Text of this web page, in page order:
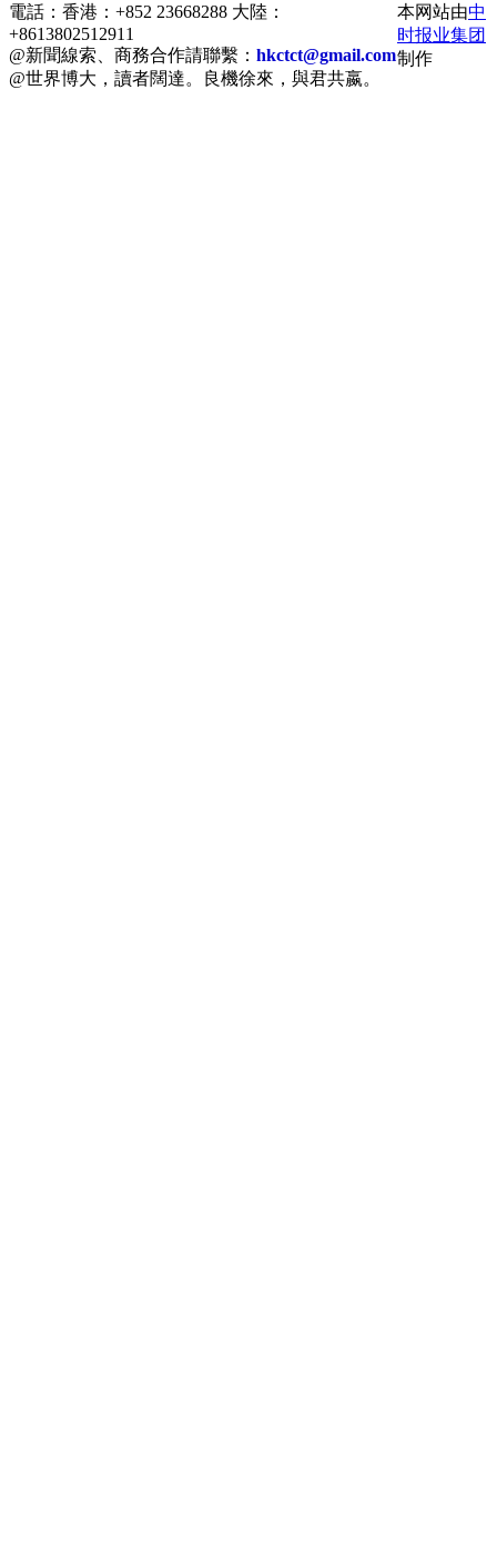
電話：香港：+852 23668288 大陸：
+8613802512911
@新聞線索、商務合作請聯繫： hkctct@gmail.com
@世界博大，讀者闊達。良機徐來，與君共嬴。
本网站由中
时报业集团
制作